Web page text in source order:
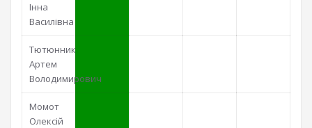
Інна
Василівна
Тютюнник
Артем
Володимирович
Момот
Олексій